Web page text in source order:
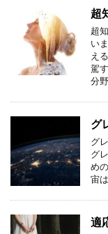
超
超
い
え
駕
分
グ
グ
グ
め
宙
適